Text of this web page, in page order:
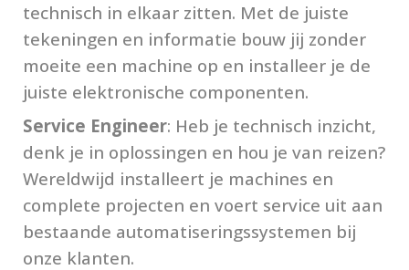
technisch in elkaar zitten. Met de juiste
tekeningen en informatie bouw jij zonder
moeite een machine op en installeer je de
juiste elektronische componenten.
Service Engineer: Heb je technisch inzicht,
denk je in oplossingen en hou je van reizen?
Wereldwijd installeert je machines en
complete projecten en voert service uit aan
bestaande automatiseringssystemen bij
onze klanten.